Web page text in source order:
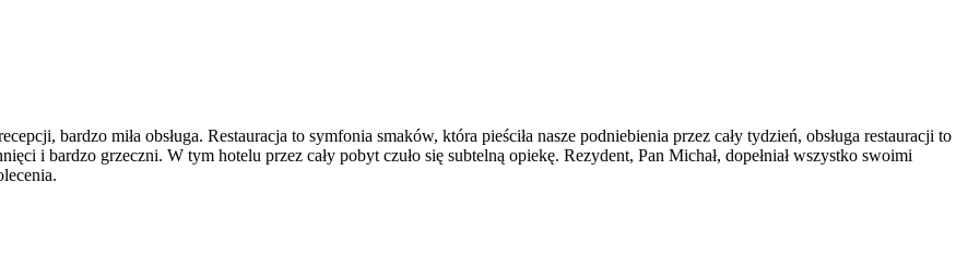
bardzo miła obsługa. Restauracja to symfonia smaków, która pieściła nasze podniebienia przez cały tydzień, obsługa restauracji to
i bardzo grzeczni. W tym hotelu przez cały pobyt czuło się subtelną opiekę. Rezydent, Pan Michał, dopełniał wszystko swoimi